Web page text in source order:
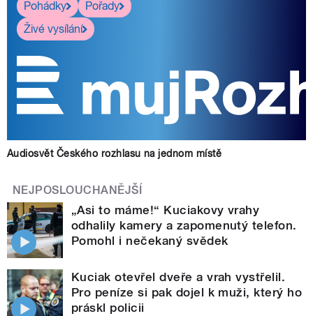
Pohádky
Pořady
Živé vysílání
Audiosvět Českého rozhlasu na jednom místě
NEJPOSLOUCHANĚJŠÍ
„Asi to máme!“ Kuciakovy vrahy
odhalily kamery a zapomenutý telefon.
Pomohl i nečekaný svědek
Kuciak otevřel dveře a vrah vystřelil.
Pro peníze si pak dojel k muži, který ho
práskl policii